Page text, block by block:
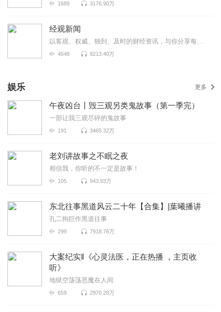
1689 3176.90万
经观新闻
以客观、权威、独到、及时的财经资讯，与你分享每个重要时刻！A股每日复盘、大公司财报正在持续更新中！
4648 8213.40万
娱乐 更多
午夜凶台丨毁三观另类鬼故事（第一季完）
一部让我三观尽碎的鬼故事
191 3465.32万
老刘讲故事之不眠之夜
相信我，你听的不一定是故事！
105 943.93万
东北往事黑道风云二十年【合集】|葉曦播讲
孔二狗巨作黑道往事
299 7918.76万
大案纪实‖《心灵法医，正在热播 ，主页收
听》
地狱空荡荡恶魔在人间
659 2970.28万